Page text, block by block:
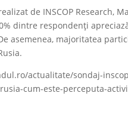
de INSCOP Research,
dintre respondenți
asemenea, majoritatea
actualitate/sondaj-
cum-este-perceputa-